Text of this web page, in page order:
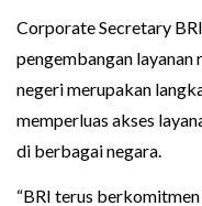
Corporate Secretary
pengembangan
negeri merupakan
memperluas akses
di berbagai negara.
“BRI terus